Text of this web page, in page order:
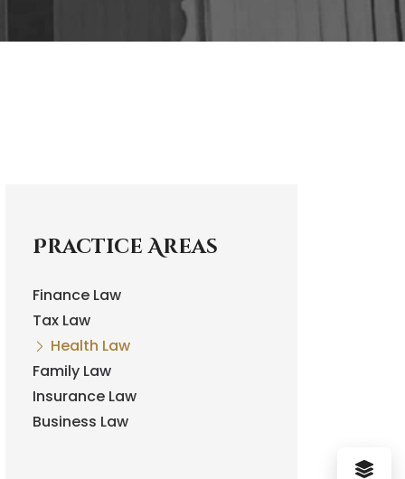
Practice Areas
Finance Law
Tax Law
Health Law
Family Law
Insurance Law
Business Law